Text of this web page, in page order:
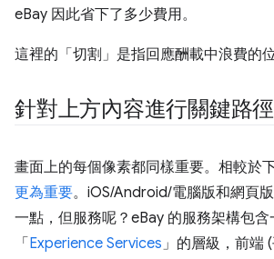
eBay 因此省下了多少費用。
這裡的「切割」是指回應酬載中浪費的位
針對上方內容進行關鍵路
畫面上的每個像素都同樣重要。相較於
更為重要。iOS/Android/電腦版和網頁
一點，但服務呢？eBay 的服務架構包含
「 Experience Services」的層級，前端